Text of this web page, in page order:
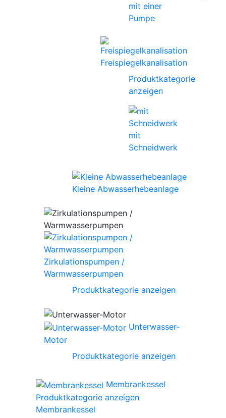
mit einer
Pumpe
Freispiegelkanalisation
Produktkategorie
anzeigen
mit
Schneidwerk
Kleine Abwasserhebeanlage
Zirkulationspumpen /
Warmwasserpumpen
Produktkategorie anzeigen
Unterwasser-
Motor
Produktkategorie anzeigen
Membrankessel
Produktkategorie anzeigen
Membrankessel